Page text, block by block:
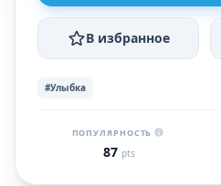
В избранное
#Улыбка
ПОПУЛЯРНОСТЬ
87 pts